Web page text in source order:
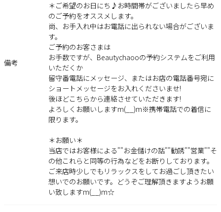
備考
＊ご希望のお日にち♪お時間帯がございましたら早め
のご予約をオススメします。
尚、お手入れ中はお電話に出られない場合がございま
す。
ご予約のお客さまは
お手数ですが、Beautychaooの予約システムをご利用
いただくか
留守番電話にメッセージ、またはお店の電話番号宛に
ショートメッセージをお入れくださいませ!
後ほどこちらから連絡させていただきます!
よろしくお願いしますm(__)m※携帯電話での着信に
限ります。
＊お願い＊
当店ではお客様による""お金儲けの話""勧誘""営業""そ
の他これらと同等の行為などをお断りしております。
ご来店時少しでもリラックスをしてお過ごし頂きたい
想いでのお願いです。どうぞご理解頂きますようお願
い致しますm(__)m☆